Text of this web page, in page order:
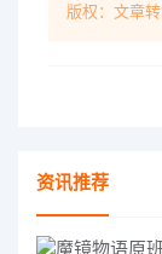
版权：文章
资讯推荐